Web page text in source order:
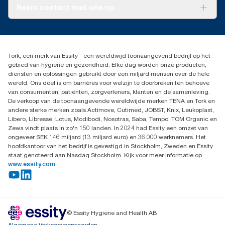
Dispenserklacht
02 766 05 30
Essity Belgium NV
Berkenlaan 8B
1831 MACHELEN
Tork, een merk van Essity - een wereldwijd toonaangevend bedrijf op het
gebied van hygiëne en gezondheid. Elke dag worden onze producten,
diensten en oplossingen gebruikt door een miljard mensen over de hele
wereld. Ons doel is om barrières voor welzijn te doorbreken ten behoeve
van consumenten, patiënten, zorgverleners, klanten en de samenleving.
De verkoop van de toonaangevende wereldwijde merken TENA en Tork en
andere sterke merken zoals Actimove, Cutimed, JOBST, Knix, Leukoplast,
Libero, Libresse, Lotus, Modibodi, Nosotras, Saba, Tempo, TOM Organic en
Zewa vindt plaats in zo'n 150 landen. In 2024 had Essity een omzet van
ongeveer SEK 146 miljard (13 miljard euro) en 36.000 werknemers. Het
hoofdkantoor van het bedrijf is gevestigd in Stockholm, Zweden en Essity
staat genoteerd aan Nasdaq Stockholm. Kijk voor meer informatie op
www.essity.com
© Essity Hygiene and Health AB